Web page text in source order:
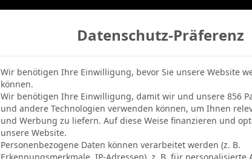
Tabelle Champions League BVB-Netradio
Datenschutz-Präferenz
Wir benötigen Ihre Einwilligung, bevor Sie unsere Website
können.
Wir benötigen Ihre Einwilligung, damit wir und unsere 856
und andere Technologien verwenden können, um Ihnen
und Werbung zu liefern. Auf diese Weise finanzieren und
unsere Website.
Personenbezogene Daten können verarbeitet werden (z. B.